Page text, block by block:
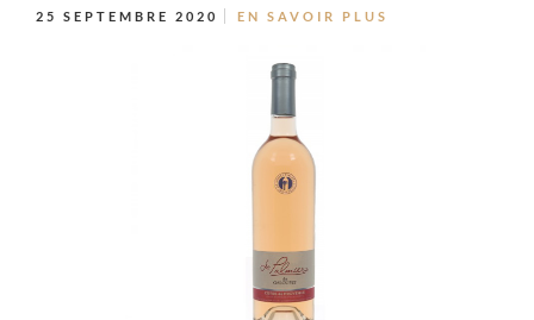
25 SEPTEMBRE 2020 EN SAVOIR PLUS